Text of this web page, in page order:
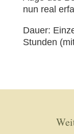
nun real
Dauer:
Stunden